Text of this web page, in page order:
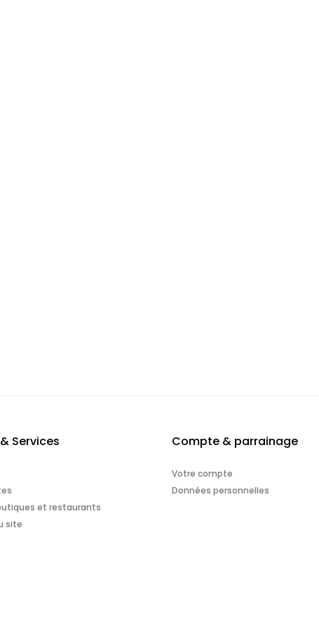
Services
et restaurants
site
Compte & parrainage
Votre compte
Données personnelles